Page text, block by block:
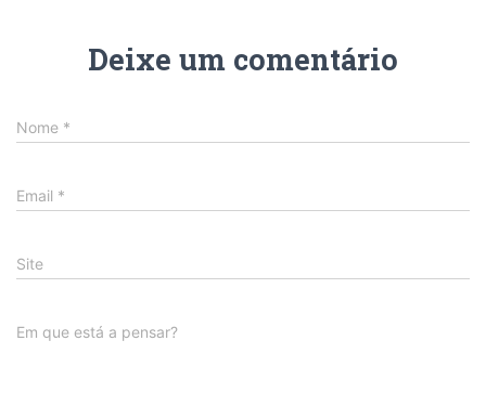
Deixe um comentário
Nome *
Email *
Site
Em que está a pensar?